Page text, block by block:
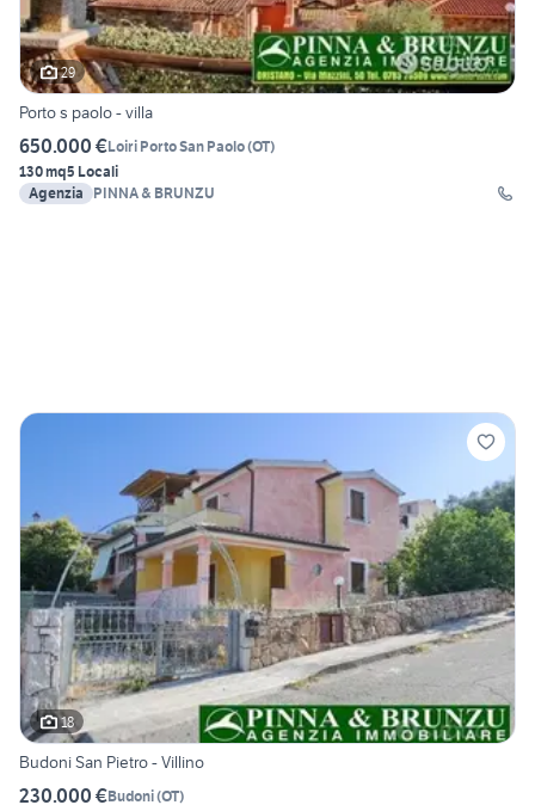
29
Porto s paolo - villa
650.000 €Loiri Porto San Paolo(OT)
130 mq5 Locali
Agenzia
PINNA & BRUNZU
18
Budoni San Pietro - Villino
230.000 €Budoni(OT)